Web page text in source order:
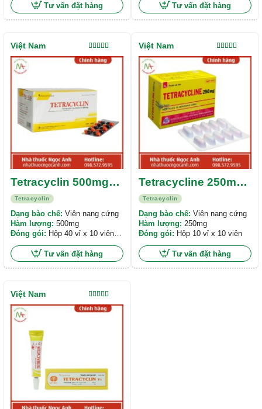
Tư vấn đặt hàng Tư vấn đặt hàng
Tetracyclin
Tetracyclin 500mg
Hataphar
Được xếp
hạng5.00
Dạng bào chế: Viên nang cứng
Hàm lượng: 500mg
Đóng gói: Hộp 40 vỉ x 10 viên
nang cứng
Tư vấn đặt hàng
Việt Nam
Tetracyclin
Tetracycline 250mg
Mekophar
Được xếp
hạng5.00
Dạng bào chế: Viên nang cứng
Hàm lượng: 250mg
Đóng gói: Hộp 10 vỉ x 10 viên
Tư vấn đặt hàng
Việt Nam
Được xếp
hạng5.00
Việt Nam